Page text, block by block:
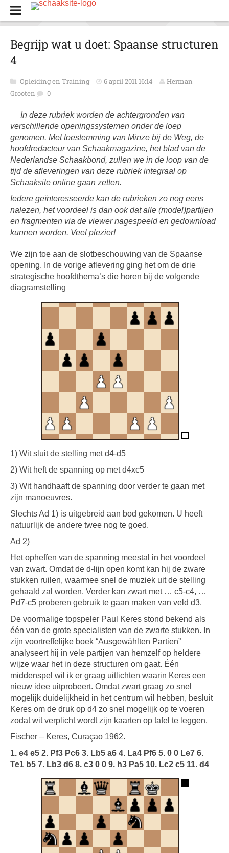
Begrijp wat u doet: Spaanse structuren
4
Opleiding en Training 6 april 2011 16:14
Herman
Grooten
0
In deze rubriek worden de achtergronden van
verschillende openingssystemen onder de loep
genomen. Met toestemming van Minze bij de Weg, de
hoofdredacteur van Schaakmagazine, het blad van de
Nederlandse Schaakbond, zullen we in de loop van de
tijd de afleveringen van deze rubriek integraal op
Schaaksite online gaan zetten.
Iedere geïnteresseerde kan de rubrieken zo nog eens
nalezen, het voordeel is dan ook dat alle (model)partijen
en fragmenten via de viewer nagespeeld en gedownload
kunnen worden. Veel plezier!
We zijn toe aan de slotbeschouwing van de Spaanse
opening. In de vorige aflevering ging het om de drie
strategische hoofdthema’s die horen bij de volgende
diagramstelling
1) Wit sluit de stelling met d4-d5
2) Wit heft de spanning op met d4xc5
3) Wit handhaaft de spanning door verder te gaan met
zijn manoeuvres.
Slechts Ad 1) is uitgebreid aan bod gekomen. U heeft
natuurlijk de andere twee nog te goed.
Ad 2)
Het opheffen van de spanning meestal in het voordeel
van zwart. Omdat de d-lijn open komt kan hij de zware
stukken ruilen, waarmee snel de muziek uit de stelling
gehaald zal worden. Verder kan zwart met … c5-c4, …
Pd7-c5 proberen gebruik te gaan maken van veld d3.
De voormalige topspeler Paul Keres stond bekend als
één van de grote specialisten van de zwarte stukken. In
zijn voortreffelijke boek “Ausgewählten Partien”
analyseert hij in vele partijen van hemzelf op heldere
wijze waar het in deze structuren om gaat. Één
middenspel wil ik er graag uitlichten waarin Keres een
nieuw idee uitprobeert. Omdat zwart graag zo snel
mogelijk duidelijkheid in het centrum wil hebben, besluit
Keres om de druk op d4 zo snel mogelijk op te voeren
zodat wit verplicht wordt zijn kaarten op tafel te leggen.
Fischer – Keres, Curaçao 1962.
1. e4 e5 2. Pf3 Pc6 3. Lb5 a6 4. La4 Pf6 5. 0 0 Le7 6.
Te1 b5 7. Lb3 d6 8. c3 0 0 9. h3 Pa5 10. Lc2 c5 11. d4